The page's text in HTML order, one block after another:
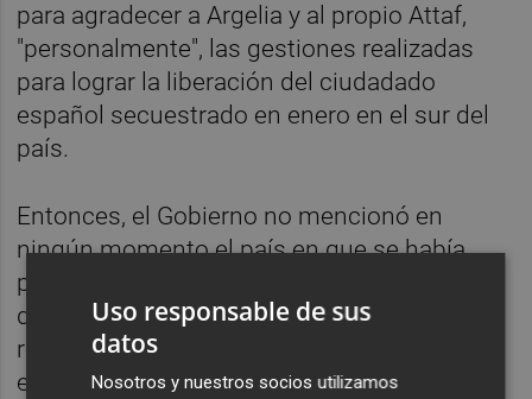
para agradecer a Argelia y al propio Attaf,
"personalmente", las gestiones realizadas
para lograr la liberación del ciudadado
español secuestrado en enero en el sur del
país.
Entonces, el Gobierno no mencionó en
ningún momento el país en que se había
producido el rapto, hablando solo del "norte
de África", y tampoco a la labor que habría
realizado Argel en la liberación, obtenida en
el norte de Malí por los separatistas tuareg
Uso responsable de sus
datos
Nosotros y nuestros socios utilizamos